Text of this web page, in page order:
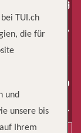
TUI.ch
die für
und
unsere bis
Ihrem